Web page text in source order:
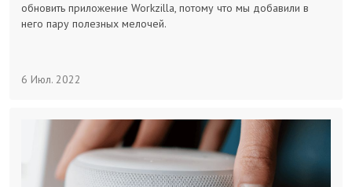
обновить приложение Workzilla, потому что мы добавили в
него пару полезных мелочей.
6 Июл. 2022